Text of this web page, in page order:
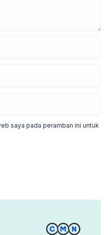
saya pada peramban ini untuk